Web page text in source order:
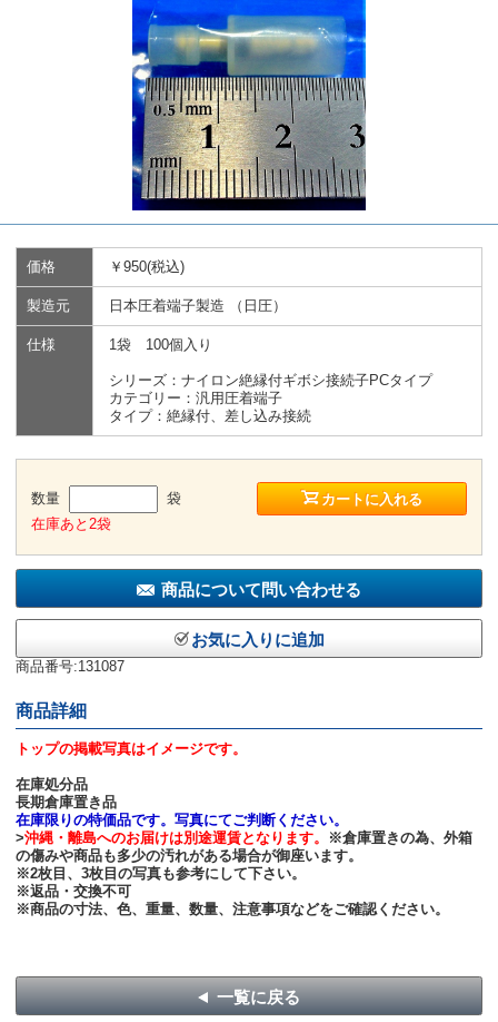
価格 ￥950(税込)
製造元 日本圧着端子製造 （日圧）
仕様 1袋 100個入り
シリーズ：ナイロン絶縁付ギボシ接続子PCタイプ
カテゴリー：汎用圧着端子
タイプ：絶縁付、差し込み接続
数量
袋
在庫あと2袋
カートに入れる
商品について問い合わせる
お気に入りに追加
商品番号:131087
商品詳細
トップの掲載写真はイメージです。
在庫処分品
長期倉庫置き品
在庫限りの特価品です。写真にてご判断ください。
>沖縄・離島へのお届けは別途運賃となります。
※倉庫置きの為、外箱
の傷みや商品も多少の汚れがある場合が御座います。
※2枚目、3枚目の写真も参考にして下さい。
※返品・交換不可
※商品の寸法、色、重量、数量、注意事項などをご確認ください。
一覧に戻る